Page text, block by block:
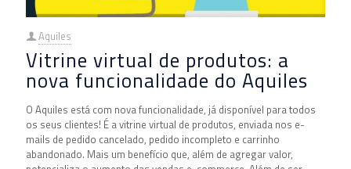
Aquiles
Vitrine virtual de produtos: a
nova funcionalidade do Aquiles
O Aquiles está com nova funcionalidade, já disponível para todos
os seus clientes! É a vitrine virtual de produtos, enviada nos e-
mails de pedido cancelado, pedido incompleto e carrinho
abandonado. Mais um benefício que, além de agregar valor,